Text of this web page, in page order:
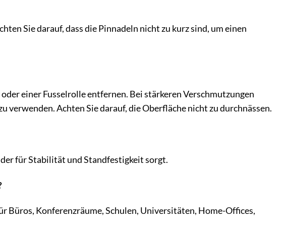
Sie darauf, dass die Pinnadeln nicht zu kurz sind, um einen
einer Fusselrolle entfernen. Bei stärkeren Verschmutzungen
verwenden. Achten Sie darauf, die Oberfläche nicht zu durchnässen.
für Stabilität und Standfestigkeit sorgt.
Konferenzräume, Schulen, Universitäten, Home-Offices,